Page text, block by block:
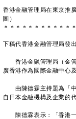
香港金融管理局在東京推
圖）
＊ ＊ ＊ ＊ ＊ ＊ ＊ ＊ ＊ ＊ ＊ ＊
下稿代香港金融管理局發出
香港金融管理局（金管
廣香港作為國際金融中心
由陳德霖主持題為「中
自日本金融機構及企業的
陳德霖表示：「香港一